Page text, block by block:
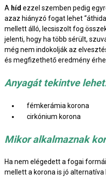
A híd ezzel szemben pedig
azaz hiányzó fogat lehet
mellett álló, lecsiszolt fog
jelenti, hogy ha több sérült,
még nem indokolják az
és megfizethető eredmény
Anyagát tekintve
fémkerámia korona
cirkónium korona
Mikor alkalmaznak
Ha nem elégedett a fogai
mellett a korona is jó